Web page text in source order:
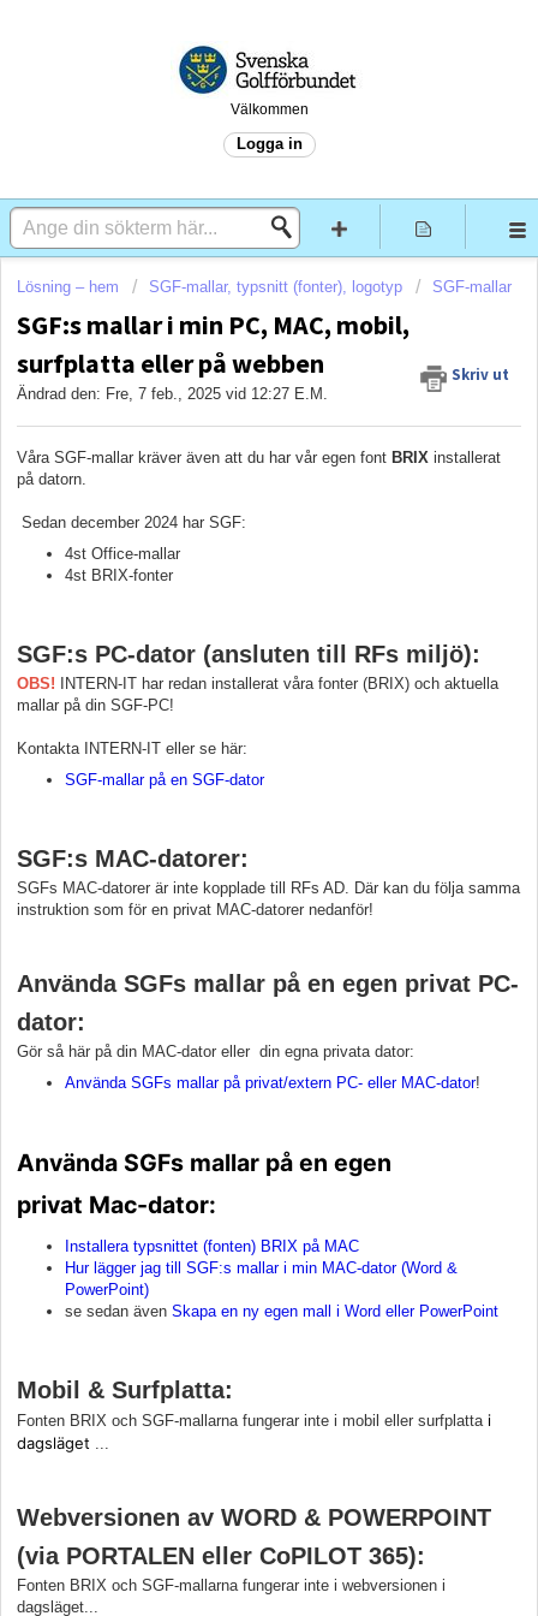
Välkommen
Logga in
Lösning – hem SGF-mallar, typsnitt (fonter), logotyp SGF-mallar
SGF:s mallar i min PC, MAC, mobil,
surfplatta eller på webben
Skriv ut
Ändrad den: Fre, 7 feb., 2025 vid 12:27 E.M.
Våra SGF-mallar kräver även att du har vår egen font BRIX installerat
på datorn.
Sedan december 2024 har SGF:
4st Office-mallar
4st BRIX-fonter
SGF:s PC-dator (ansluten till RFs miljö):
OBS! INTERN-IT har redan installerat våra fonter (BRIX) och aktuella
mallar på din SGF-PC!
Kontakta INTERN-IT eller se här:
SGF-mallar på en SGF-dator
SGF:s MAC-datorer:
SGFs MAC-datorer är inte kopplade till RFs AD. Där kan du följa samma
instruktion som för en privat MAC-datorer nedanför!
Använda SGFs mallar på en egen privat PC-
dator:
Gör så här på din MAC-dator eller din egna privata dator:
Använda SGFs mallar på privat/extern PC- eller MAC-dator!
Använda SGFs mallar på en egen
privat Mac-dator:
Installera typsnittet (fonten) BRIX på MAC
Hur lägger jag till SGF:s mallar i min MAC-dator (Word &
PowerPoint)
se sedan även Skapa en ny egen mall i Word eller PowerPoint
Mobil & Surfplatta:
Fonten BRIX och SGF-mallarna fungerar inte i mobil eller surfplatta i
dagsläget
Webversionen av WORD & POWERPOINT
(via PORTALEN eller CoPILOT 365):
Fonten BRIX och SGF-mallarna fungerar inte i webversionen i
dagsläget...